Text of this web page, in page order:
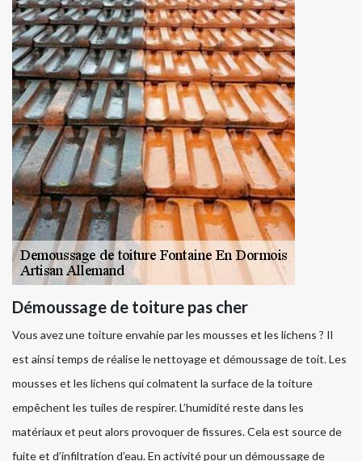
Démoussage de toiture pas cher
Vous avez une toiture envahie par les mousses et les lichens ? Il
est ainsi temps de réalise le nettoyage et démoussage de toit. Les
mousses et les lichens qui colmatent la surface de la toiture
empêchent les tuiles de respirer. L’humidité reste dans les
matériaux et peut alors provoquer de fissures. Cela est source de
fuite et d’infiltration d’eau. En activité pour un démoussage de